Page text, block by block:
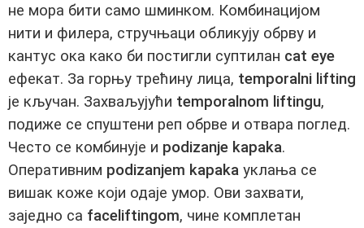
не мора бити само шминком. Комбинацијом
нити и филера, стручњаци обликују обрву и
кантус ока како би постигли суптилан cat eye
ефекат. За горњу трећину лица, temporalni lifting
је кључан. Захваљујући temporalnom liftingu,
подиже се спуштени реп обрве и отвара поглед.
Често се комбинује и podizanje kapaka.
Оперативним podizanjem kapaka уклања се
вишак коже који одаје умор. Ови захвати,
заједно са faceliftingom, чине комплетан